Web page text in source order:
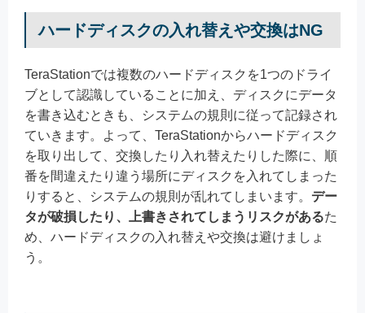
ハードディスクの入れ替えや交換はNG
TeraStationでは複数のハードディスクを1つのドライ
ブとして認識していることに加え、ディスクにデータ
を書き込むときも、システムの規則に従って記録され
ていきます。よって、TeraStationからハードディスク
を取り出して、交換したり入れ替えたりした際に、順
番を間違えたり違う場所にディスクを入れてしまった
りすると、システムの規則が乱れてしまいます。 デー
タが破損したり、上書きされてしまうリスクがあるた
め、ハードディスクの入れ替えや交換は避けましょ
う。